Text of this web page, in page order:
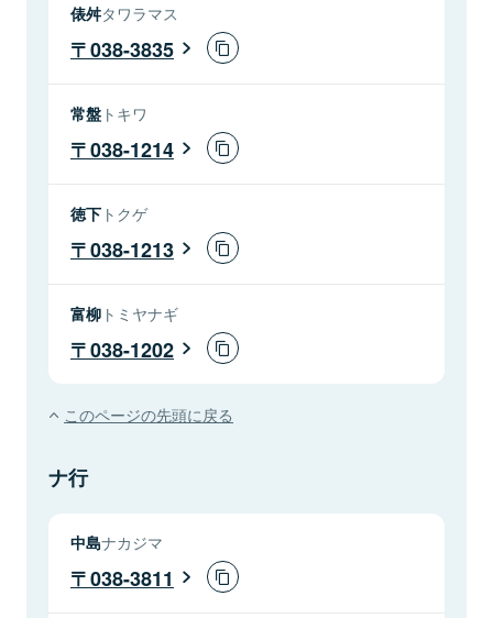
俵舛タワラマス
038-3835
常盤 トキワ
038-1214
徳下 トクゲ
038-1213
富柳 トミヤナギ
038-1202
このページの先頭に戻る
ナ行
中島ナカジマ
038-3811